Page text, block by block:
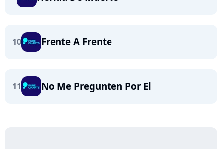
10 Frente A Frente
11 No Me Pregunten Por El